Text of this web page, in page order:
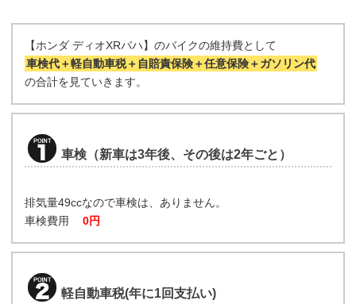
【ホンダ ディオXRバハ】のバイクの維持費として
車検代＋軽自動車税＋自賠責保険＋任意保険＋ガソリン代
の合計を見ていきます。
車検（新車は3年後、その後は2年ごと）
排気量49ccなので車検は、ありません。
車検費用
0円
軽自動車税(年に1回支払い)